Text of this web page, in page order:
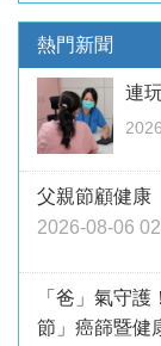
熱門新聞
連
父親節顧健
2026-08-06
「爸」氣守
節」癌篩暨健